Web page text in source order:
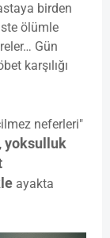
birden
ölümle
Gün
karşılığı
neferleri"
yoksulluk
ayakta